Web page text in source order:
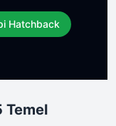
Hatchback
Temel